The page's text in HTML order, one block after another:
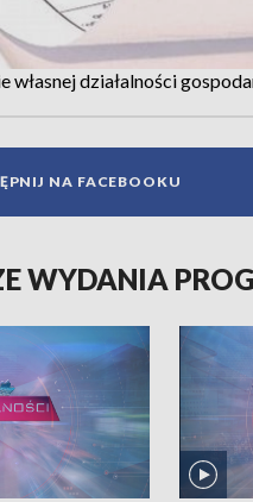
własnej działalności
NA FACEBOOKU
WYDANIA